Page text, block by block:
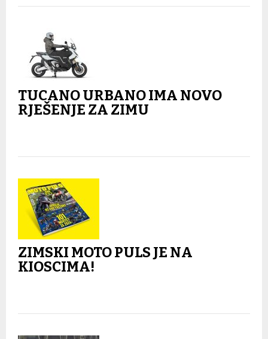
TUCANO URBANO IMA NOVO
RJEŠENJE ZA ZIMU
ZIMSKI MOTO PULS JE NA
KIOSCIMA!